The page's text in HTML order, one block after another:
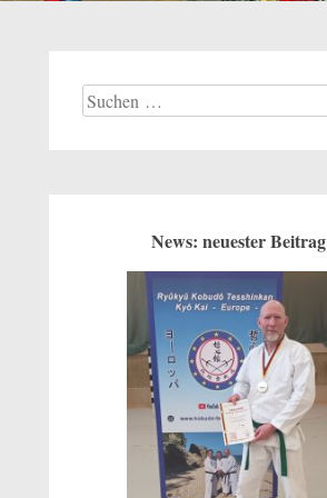
Suchen
nach:
News: neuester Beitrag